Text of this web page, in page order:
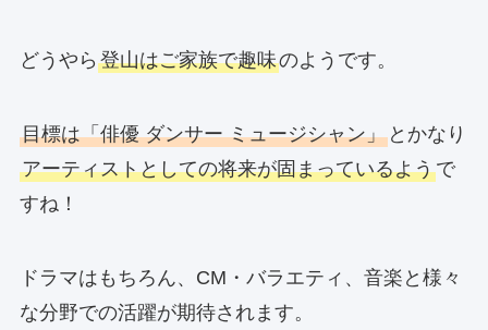
どうやら 登山はご家族で趣味のようです。
目標は「俳優 ダンサー ミュージシャン」とかなり
アーティストとしての将来が固まっているようで
すね！
ドラマはもちろん、CM・バラエティ、音楽と様々
な分野での活躍が期待されます。